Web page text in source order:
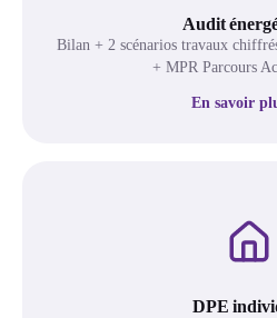
Audit
Bilan + 2 scénarios travaux
+ MPR Parcours
En savoir
DPE